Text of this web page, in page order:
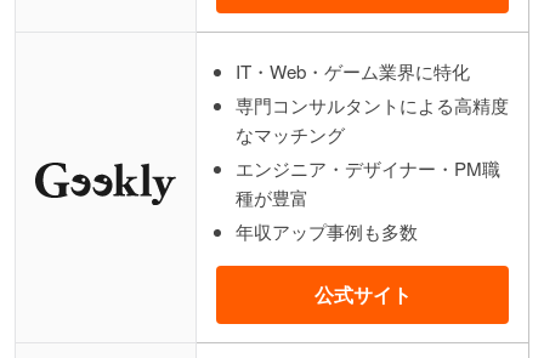
IT・Web・ゲーム業界に特化
専門コンサルタントによる高精度
なマッチング
エンジニア・デザイナー・PM職
種が豊富
年収アップ事例も多数
公式サイト